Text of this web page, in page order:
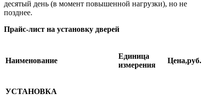
десятый день (в момент повышенной нагрузки), но не
позднее.
Прайс-лист на установку дверей
Наименование
Единица
измерения
Цена,руб.
УСТАНОВКА